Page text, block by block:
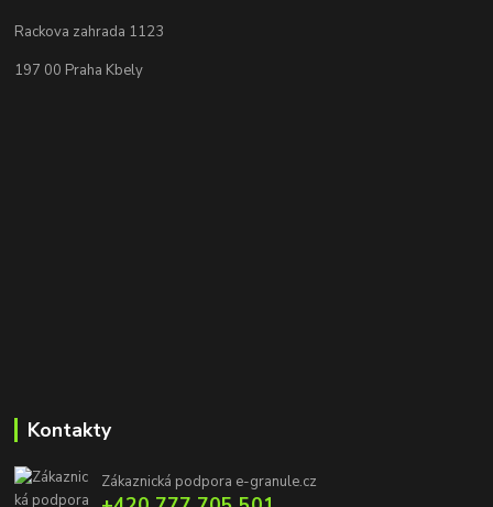
Rackova zahrada 1123
197 00 Praha Kbely
Kontakty
Zákaznická podpora e-granule.cz